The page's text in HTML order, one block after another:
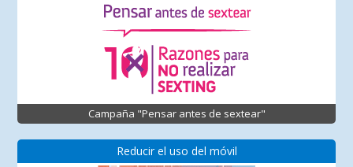
Campaña "Pensar antes de sextear"
Reducir el uso del móvil